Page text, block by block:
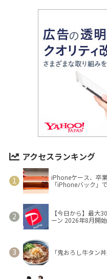
アクセスランキング
iPhoneケース、卒
「iPhoneバック」
【今日から】最大
ーン 2026年8月開
「鬼おろし牛タン